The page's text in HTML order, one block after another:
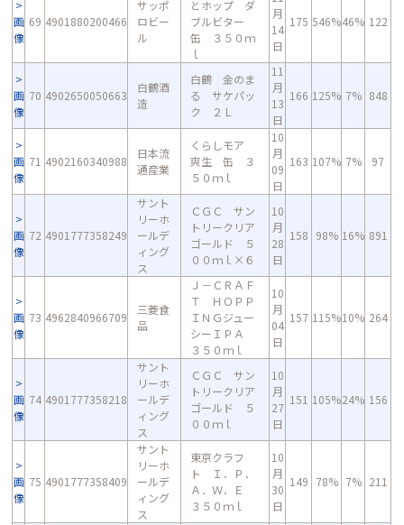
画
像
69 4901880200466
サッポ
ロビー
ル
とホップ ダ
ブルビター
缶 ３５０ｍ
ｌ
月
14
日
175 546%46% 122
画
像
70 4902650050663
白鶴酒
造
白鶴 金のま
る サケパッ
ク ２Ｌ
11
月
13
日
166 125% 7% 848
画
像
71 4902160340988
日本流
通産業
くらしモア
爽生 缶 ３
５０ｍｌ
10
月
09
日
163 107% 7% 97
画
像
72 4901777358249
サント
リーホ
ールデ
ィング
ス
ＣＧＣ サン
トリークリア
ゴールド ５
００ｍｌ×６
10
月
28
日
158 98% 16% 891
画
像
73 4962840966709
三菱食
品
Ｊ－ＣＲＡＦ
Ｔ ＨＯＰＰ
ＩＮＧジュー
シーＩＰＡ
３５０ｍｌ
10
月
04
日
157 115%10% 264
画
像
74 4901777358218
サント
リーホ
ールデ
ィング
ス
ＣＧＣ サン
トリークリア
ゴールド ５
００ｍｌ
10
月
27
日
151 105%24% 156
画
像
75 4901777358409
サント
リーホ
ールデ
ィング
ス
東京クラフ
ト Ｉ．Ｐ．
Ａ．Ｗ．Ｅ
３５０ｍｌ
10
月
30
日
149 78% 7% 211